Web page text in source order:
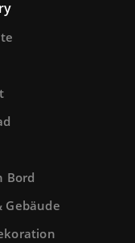
Bord
Gebäude